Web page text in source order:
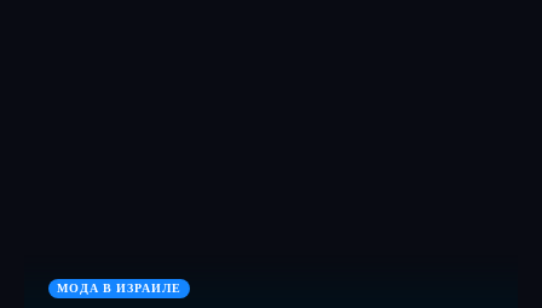
МОДА В ИЗРАИЛЕ